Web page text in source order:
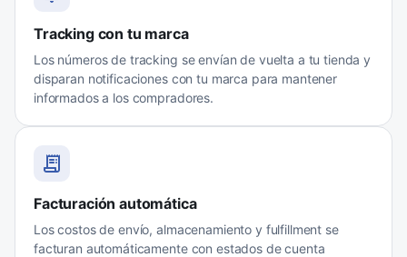
Tracking con tu marca
Los números de tracking se envían de vuelta a tu tienda y
disparan notificaciones con tu marca para mantener
informados a los compradores.
Facturación automática
Los costos de envío, almacenamiento y fulfillment se
facturan automáticamente con estados de cuenta